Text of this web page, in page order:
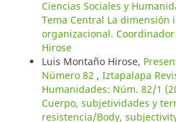
Ciencias Sociales y
Tema Central La
organizacional.
Hirose
Luis Montaño Hirose,
Número 82 , Iztapalapa
Humanidades: Núm. 82/1
Cuerpo, subjetividades y
resistencia/Body,